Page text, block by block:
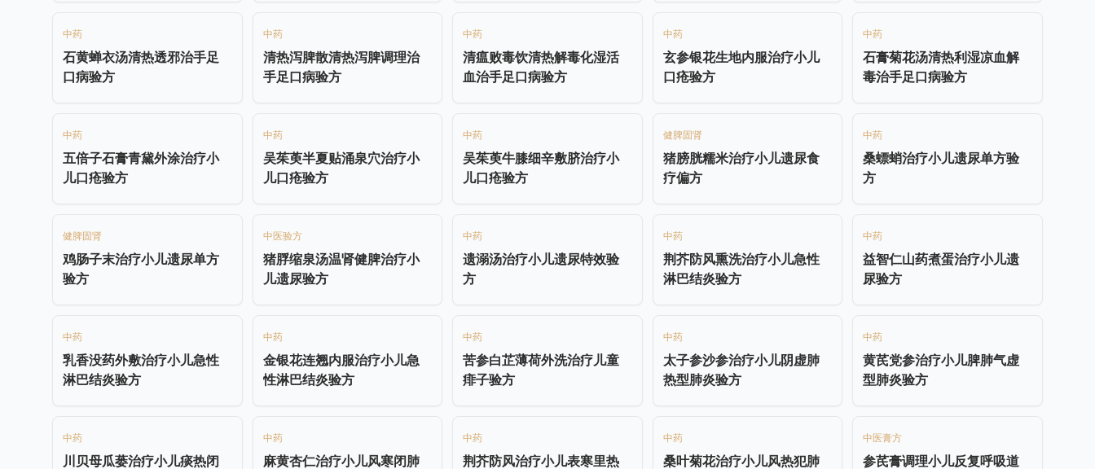
中药
石黄蝉衣汤清热透邪治手足
口病验方
中药
清热泻脾散清热泻脾调理治
手足口病验方
中药
清瘟败毒饮清热解毒化湿活
血治手足口病验方
中药
玄参银花生地内服治疗小儿
口疮验方
中药
石膏菊花汤清热利湿凉血解
毒治手足口病验方
中药
五倍子石膏青黛外涂治疗小
儿口疮验方
中药
吴茱萸半夏贴涌泉穴治疗小
儿口疮验方
中药
吴茱萸牛膝细辛敷脐治疗小
儿口疮验方
健脾固肾
猪膀胱糯米治疗小儿遗尿食
疗偏方
中药
桑螵蛸治疗小儿遗尿单方验
方
健脾固肾
鸡肠子末治疗小儿遗尿单方
验方
中医验方
猪脬缩泉汤温肾健脾治疗小
儿遗尿验方
中药
遗溺汤治疗小儿遗尿特效验
方
中药
荆芥防风熏洗治疗小儿急性
淋巴结炎验方
中药
益智仁山药煮蛋治疗小儿遗
尿验方
中药
乳香没药外敷治疗小儿急性
淋巴结炎验方
中药
金银花连翘内服治疗小儿急
性淋巴结炎验方
中药
苦参白芷薄荷外洗治疗儿童
痱子验方
中药
太子参沙参治疗小儿阴虚肺
热型肺炎验方
中药
黄芪党参治疗小儿脾肺气虚
型肺炎验方
中药
川贝母瓜蒌治疗小儿痰热闭
中药
麻黄杏仁治疗小儿风寒闭肺
中药
荆芥防风治疗小儿表寒里热
中药
桑叶菊花治疗小儿风热犯肺
中医膏方
参芪膏调理小儿反复呼吸道